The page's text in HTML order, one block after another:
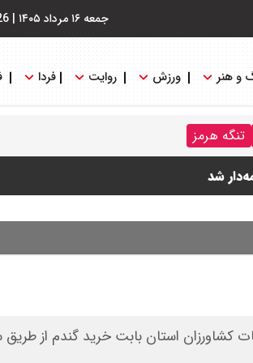
جمعه ۱۶ مرداد ۱۴۰۵ |
و هنر ورزش روایت فردا
تنگه هرمز
خوزستان گفت: در گام نخست، ۴۰ درصد از مطالبات کشاورزان استان بابت خرید گندم